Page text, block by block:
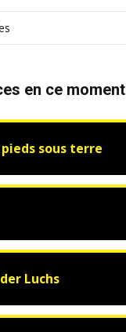
en ce moment
sous terre
Luchs